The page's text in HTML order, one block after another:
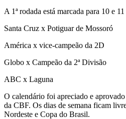
A 1ª rodada está marcada para 10 e
Santa Cruz x Potiguar de Mossoró
América x vice-campeão da 2D
Globo x Campeão da 2ª Divisão
ABC x Laguna
O calendário foi apreciado e
da CBF. Os dias de semana ficam
Nordeste e Copa do Brasil.